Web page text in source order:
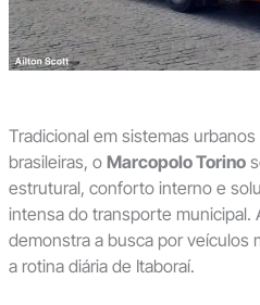
Tradicional em sistemas
brasileiras, o Marcopolo Torino
estrutural, conforto interno e
intensa do transporte municipal.
demonstra a busca por veículos
a rotina diária de Itaboraí.